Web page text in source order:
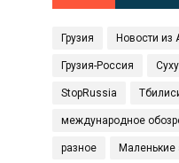
Грузия Новости из
Грузия-Россия
StopRussia
международное
разное